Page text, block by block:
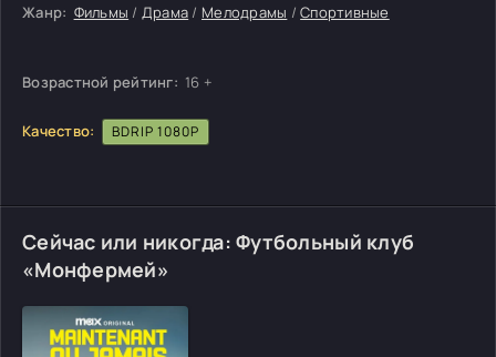
Жанр: Фильмы / Драма / Мелодрамы /Спортивные
Возрастной рейтинг: 16 +
Качество: BDRIP 1080P
Сейчас или никогда: Футбольный клуб
«Монфермей»